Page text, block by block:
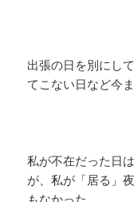
出張の日を別にし
てこない日など今
私が不在だった日
が、私が「居る」